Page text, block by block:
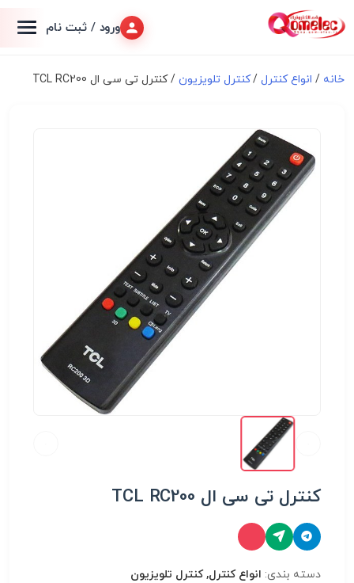
ورود / ثبت نام
خانه / انواع کنترل/کنترل تلویزیون/ کنترل تی سی ال TCL RC200
کنترل تی سی ال TCL RC200
دسته بندی: انواع کنترل, کنترل تلویزیون